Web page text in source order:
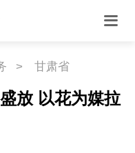
> 甘肃省
放 以花为媒拉